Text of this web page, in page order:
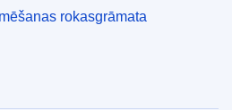
rokasgrāmata